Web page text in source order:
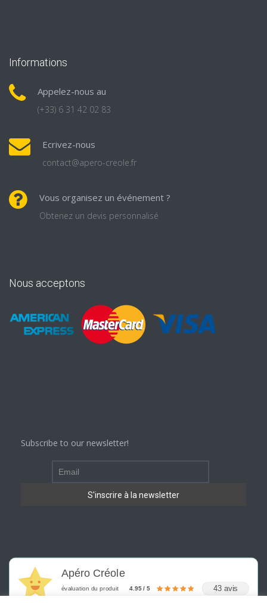
Informations
Appelez-nous au
(+33) 6 31 42 02 83
Ecrivez-nous
contact@apero-creole.fr
Vous organisez un événement ?
Obtenez un devis personnalisé
Nous acceptons
Subscribe to our newsletter!
Apéro Créole
évaluation du produit 4.95 / 5 43 avis